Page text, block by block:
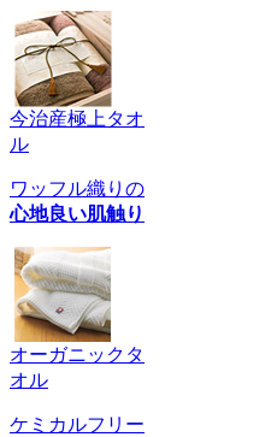
今治産極上タオ
ル
ワッフル織りの
心地良い肌触り
オーガニックタ
オル
ケミカルフリー